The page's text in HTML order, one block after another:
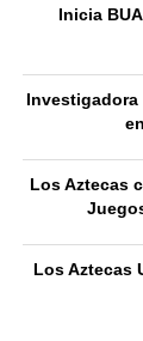
Inicia
Investigadora
Los Aztecas
Los Aztecas